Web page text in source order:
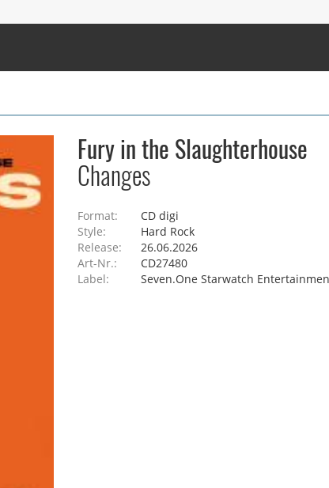
Fury in the Slaughterhouse
Changes
Format:
CD digi
Style:
Hard Rock
Release:
26.06.2026
Art-Nr.:
CD27480
Label:
Seven.One Starwatch